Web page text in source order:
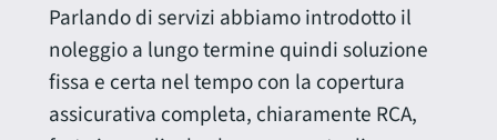
Parlando di servizi abbiamo introdotto il
noleggio a lungo termine quindi soluzione
fissa e certa nel tempo con la copertura
assicurativa completa, chiaramente RCA,